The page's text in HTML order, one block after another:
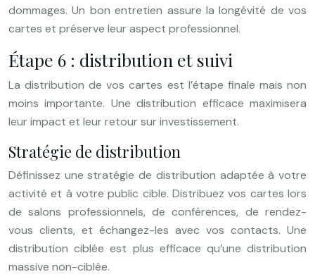
dommages. Un bon entretien assure la longévité de vos
cartes et préserve leur aspect professionnel.
Étape 6 : distribution et suivi
La distribution de vos cartes est l’étape finale mais non
moins importante. Une distribution efficace maximisera
leur impact et leur retour sur investissement.
Stratégie de distribution
Définissez une stratégie de distribution adaptée à votre
activité et à votre public cible. Distribuez vos cartes lors
de salons professionnels, de conférences, de rendez-
vous clients, et échangez-les avec vos contacts. Une
distribution ciblée est plus efficace qu’une distribution
massive non-ciblée.